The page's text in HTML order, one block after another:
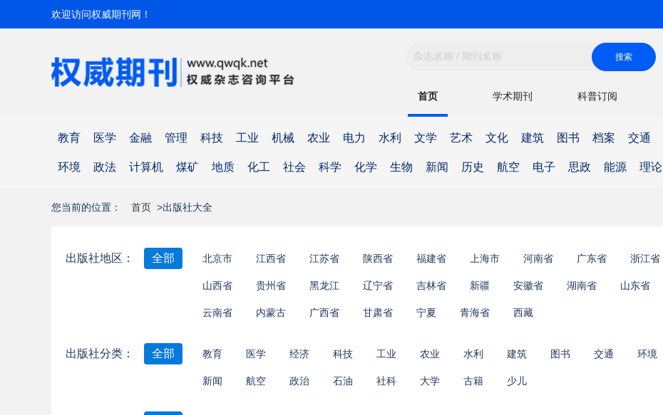
欢迎访问权威期刊网！
首页 学术期刊 科普订阅
教育 医学 金融 管理 科技 工业 机械 农业 电力 水利 文学 艺术 文化 建筑 图书 档案 交通
环境 政法 计算机 煤矿 地质 化工 社会 科学 化学 生物 新闻 历史 航空 电子 思政 能源 理论
您当前的位置： 首页 >出版社大全
出版社地区： 全部 北京市 江西省 江苏省 陕西省 福建省 上海市 河南省 广东省 浙江省
山西省 贵州省 黑龙江 辽宁省 吉林省 新疆 安徽省 湖南省 山东省
云南省 内蒙古 广西省 甘肃省 宁夏 青海省 西藏
出版社分类： 全部 教育 医学 经济 科技 工业 农业 水利 建筑 图书 交通 环境
新闻 航空 政治 石油 社科 大学 古籍 少儿